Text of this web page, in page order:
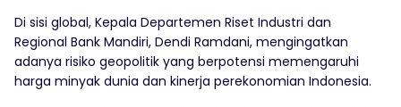
Di sisi global, Kepala Departemen Riset Industri dan
Regional Bank Mandiri, Dendi Ramdani, mengingatkan
adanya risiko geopolitik yang berpotensi memengaruhi
harga minyak dunia dan kinerja perekonomian Indonesia.